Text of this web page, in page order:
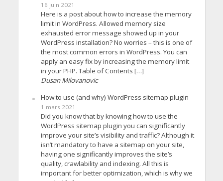
16 juin 2021
Here is a post about how to increase the memory
limit in WordPress. Allowed memory size
exhausted error message showed up in your
WordPress installation? No worries – this is one of
the most common errors in WordPress. You can
apply an easy fix by increasing the memory limit
in your PHP. Table of Contents […]
Dusan Milovanovic
How to use (and why) WordPress sitemap plugin
1 mars 2021
Did you know that by knowing how to use the
WordPress sitemap plugin you can significantly
improve your site’s visibility and traffic? Although it
isn’t mandatory to have a sitemap on your site,
having one significantly improves the site’s
quality, crawlability and indexing. All this is
important for better optimization, which is why we